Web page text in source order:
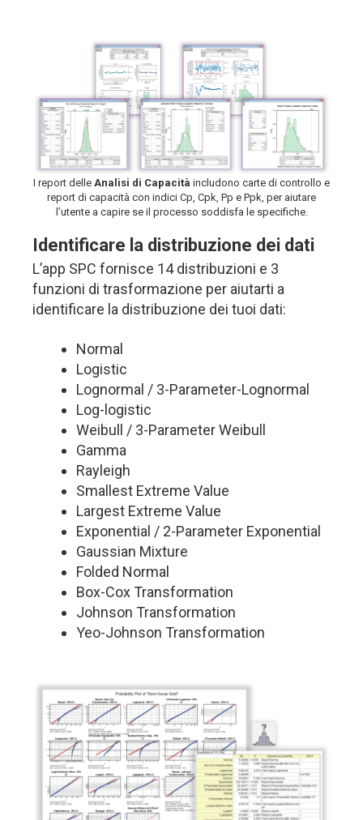
I report delle Analisi di Capacità includono carte di controllo e
report di capacità con indici Cp, Cpk, Pp e Ppk, per aiutare
l’utente a capire se il processo soddisfa le specifiche.
Identificare la distribuzione dei dati
L’app SPC fornisce 14 distribuzioni e 3
funzioni di trasformazione per aiutarti a
identificare la distribuzione dei tuoi dati:
Normal
Logistic
Lognormal / 3-Parameter-Lognormal
Log-logistic
Weibull / 3-Parameter Weibull
Gamma
Rayleigh
Smallest Extreme Value
Largest Extreme Value
Exponential / 2-Parameter Exponential
Gaussian Mixture
Folded Normal
Box-Cox Transformation
Johnson Transformation
Yeo-Johnson Transformation